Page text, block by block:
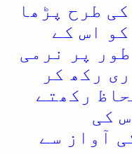
طرح پڑھا
اس کے
پر نرمی
رکھ کر
رکھتے
کی
آواز سے